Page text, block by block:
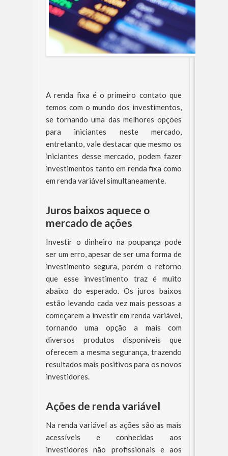
A renda fixa é o primeiro contato que
temos com o mundo dos investimentos,
se tornando uma das melhores opções
para iniciantes neste mercado,
entretanto, vale destacar que mesmo os
iniciantes desse mercado, podem fazer
investimentos tanto em renda fixa como
em renda variável simultaneamente.
Juros baixos aquece o
mercado de ações
Investir o dinheiro na poupança pode
ser um erro, apesar de ser uma forma de
investimento segura, porém o retorno
que esse investimento traz é muito
abaixo do esperado. Os juros baixos
estão levando cada vez mais pessoas a
começarem a investir em renda variável,
tornando uma opção a mais com
diversos produtos disponíveis que
oferecem a mesma segurança, trazendo
resultados mais positivos para os novos
investidores.
Ações de renda variável
Na renda variável as ações são as mais
acessíveis e conhecidas aos
investidores não profissionais e aos